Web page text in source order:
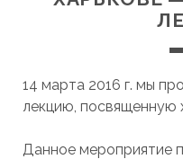
14 марта 2016 г. мы
лекцию, посвященную
Данное мероприятие